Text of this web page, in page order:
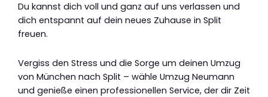
Du kannst dich voll und ganz auf uns verlassen und
dich entspannt auf dein neues Zuhause in Split
freuen.
Vergiss den Stress und die Sorge um deinen Umzug
von München nach Split – wähle Umzug Neumann
und genieße einen professionellen Service, der dir Zeit